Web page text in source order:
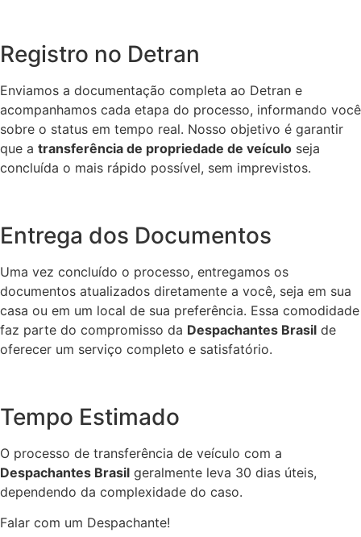
Registro no Detran
Enviamos a documentação completa ao Detran e
acompanhamos cada etapa do processo, informando você
sobre o status em tempo real. Nosso objetivo é garantir
que a transferência de propriedade de veículo seja
concluída o mais rápido possível, sem imprevistos.
Entrega dos Documentos
Uma vez concluído o processo, entregamos os
documentos atualizados diretamente a você, seja em sua
casa ou em um local de sua preferência. Essa comodidade
faz parte do compromisso da Despachantes Brasil de
oferecer um serviço completo e satisfatório.
Tempo Estimado
O processo de transferência de veículo com a
Despachantes Brasil geralmente leva 30 dias úteis,
dependendo da complexidade do caso.
Falar com um Despachante!